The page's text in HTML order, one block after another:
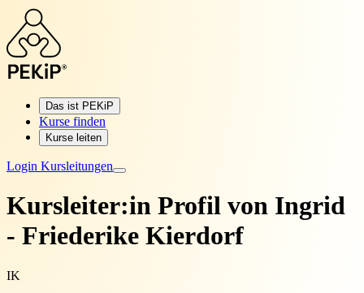
Das ist PEKiP
Kurse finden
Kurse leiten
Login Kursleitungen
Kursleiter:in Profil von Ingrid
- Friederike Kierdorf
IK